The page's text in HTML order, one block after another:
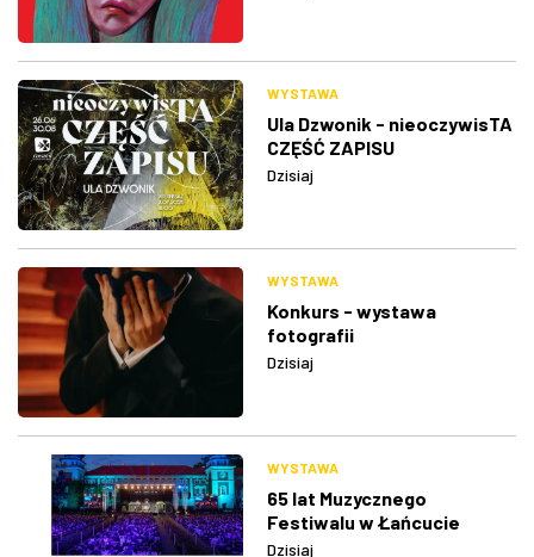
WYSTAWA
Ula Dzwonik - nieoczywisTA
CZĘŚĆ ZAPISU
Dzisiaj
WYSTAWA
Konkurs - wystawa
fotografii
Dzisiaj
WYSTAWA
65 lat Muzycznego
Festiwalu w Łańcucie
Dzisiaj